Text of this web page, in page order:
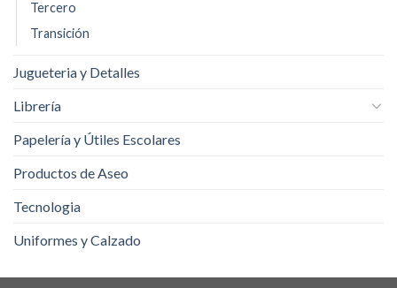
Tercero
Transición
Jugueteria y Detalles
Librería
Papelería y Útiles Escolares
Productos de Aseo
Tecnologia
Uniformes y Calzado